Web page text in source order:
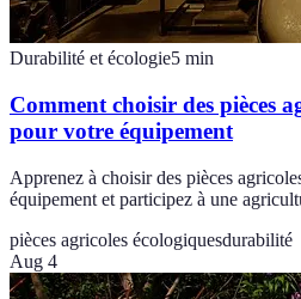
Durabilité et écologie5 min
Comment choisir des pièces
pour votre équipement
Apprenez à choisir des pièces
équipement et participez à une
pièces agricoles écologiquesdurabilité
Aug 4